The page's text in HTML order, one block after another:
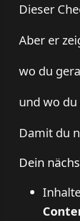
Dieser
Aber er
wo du
und wo
Damit du
Dein